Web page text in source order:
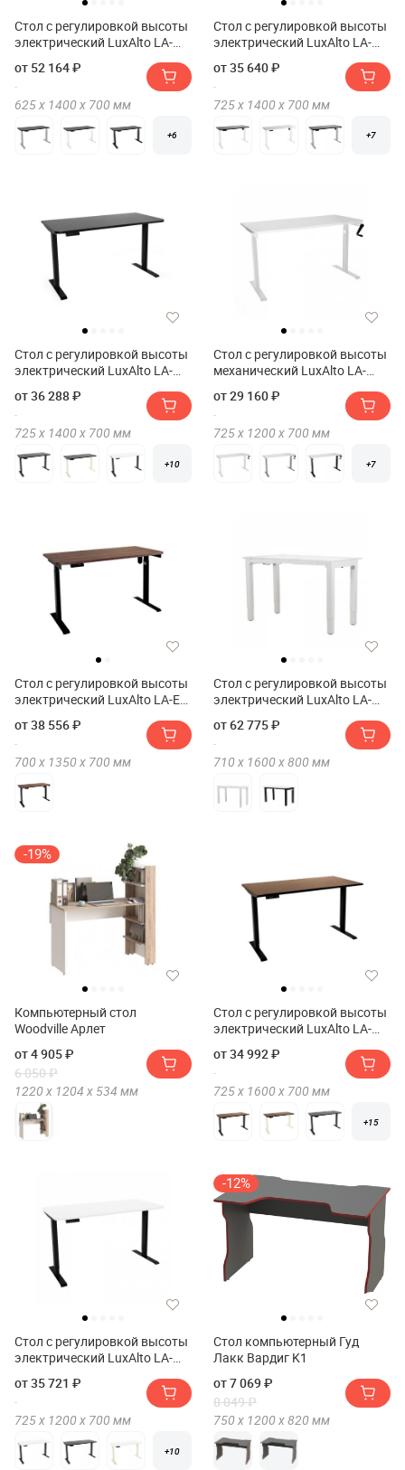
Стол с регулировкой высоты
электрический LuxAlto LA-
от 52 164 ₽
625 х 1400 х 700 мм
+6
Стол с регулировкой высоты
электрический LuxAlto LA-
от 35 640 ₽
725 х 1400 х 700 мм
+7
Стол с регулировкой высоты
электрический LuxAlto LA-
от 36 288 ₽
725 х 1400 х 700 мм
+10
Стол с регулировкой высоты
механический LuxAlto LA-
от 29 160 ₽
725 х 1200 х 700 мм
+7
Стол с регулировкой высоты
электрический LuxAlto LA-E6
от 38 556 ₽
700 х 1350 х 700 мм
Стол с регулировкой высоты
электрический LuxAlto LA-
от 62 775 ₽
710 х 1600 х800 мм
-19%
Компьютерный стол
Woodville Арлет
от 4 905 ₽
6 050 ₽
1220 х 1204 х 534 мм
Стол с регулировкой высоты
электрический LuxAlto LA-
от 34 992 ₽
725 х 1600 х 700 мм
+15
Стол с регулировкой высоты
электрический LuxAlto LA-
от 35 721 ₽
725 х 1200 х 700 мм
+10
-12%
Стол компьютерный Гуд
Лакк Вардиг K1
от 7 069 ₽
8 049 ₽
750 х 1200 х820 мм